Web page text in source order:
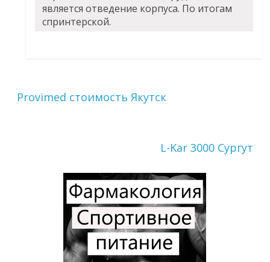
является отведение корпуса. По итогам
спринтерской.
Provimed стоимость Якутск
L-Kar 3000 Сургут